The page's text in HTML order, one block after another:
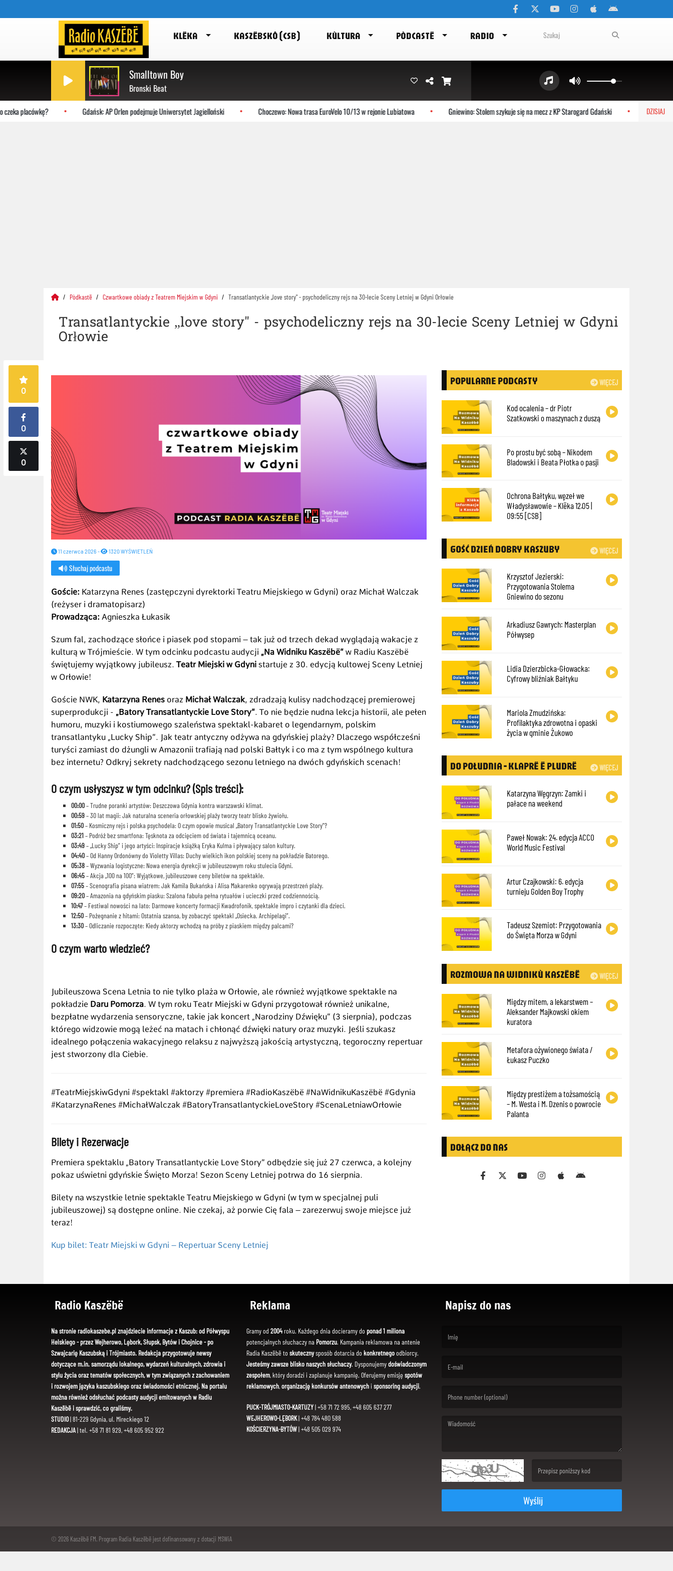
KLËKA KASZËBSKÔ (CSB) KÙLTURA PÒDCASTË RADIO
Smalltown Boy
Bronski Beat
DZISIAJ
placówkę? Gdańsk: AP Orlen podejmuje Uniwersytet Jagielloński Choczewo: Nowa trasa EuroVelo 10/13 w rejonie Lubiatowa Gniewino: Stolem szykuje się na mecz z KP Starogard Gdański Kartuzy:
Pòdkastë Czwartkowe obiady z Teatrem Miejskim w Gdyni Transatlantyckie „love story" - psychodeliczny rejs na 30-lecie Sceny Letniej w Gdyni Orłowie
Transatlantyckie „love story" - psychodeliczny rejs na 30-lecie Sceny Letniej w Gdyni
Orłowie
0
0
0
11 czerwca 2026 - 1320 WYŚWIETLEŃ
Słuchaj podcastu
Goście: Katarzyna Renes (zastępczyni dyrektorki Teatru Miejskiego w Gdyni) oraz Michał Walczak
(reżyser i dramatopisarz)
Prowadząca: Agnieszka Łukasik
Szum fal, zachodzące słońce i piasek pod stopami – tak już od trzech dekad wyglądają wakacje z
kulturą w Trójmieście. W tym odcinku podcastu audycji „Na Widniku Kaszëbë” w Radiu Kaszëbë
świętujemy wyjątkowy jubileusz. Teatr Miejski w Gdyni startuje z 30. edycją kultowej Sceny Letniej
w Orłowie!
Goście NWK, Katarzyna Renes oraz Michał Walczak, zdradzają kulisy nadchodzącej premierowej
superprodukcji - „Batory Transatlantyckie Love Story”. To nie będzie nudna lekcja historii, ale pełen
humoru, muzyki i kostiumowego szaleństwa spektakl-kabaret o legendarnym, polskim
transatlantyku „Lucky Ship”. Jak teatr antyczny odżywa na gdyńskiej plaży? Dlaczego współcześni
turyści zamiast do dżungli w Amazonii trafiają nad polski Bałtyk i co ma z tym wspólnego kultura
bez internetu? Odkryj sekrety nadchodzącego sezonu letniego na dwóch gdyńskich scenach!
O czym usłyszysz w tym odcinku? (Spis treści):
00:00– Trudne poranki artystów: Deszczowa Gdynia kontra warszawski klimat.
00:59– 30 lat magii: Jak naturalna sceneria orłowskiej plaży tworzy teatr blisko żywiołu.
01:50– Kosmiczny rejs i polska psychodela: O czym opowie musical „Batory Transatlantyckie Love Story”?
03:21– Podróż bez smartfona: Tęsknota za odcięciem od świata i tajemnicą oceanu.
03:49– „Lucky Ship” i jego artyści: Inspiracje książką Eryka Kulma i pływający salon kultury.
04:40– Od Hanny Ordonówny do Violetty Villas: Duchy wielkich ikon polskiej sceny na pokładzie Batorego.
05:38– Wyzwania logistyczne: Nowa energia dyrekcji w jubileuszowym roku stulecia Gdyni.
06:45– Akcja „100 na 100”: Wyjątkowe, jubileuszowe ceny biletów na spektakle.
07:55– Scenografia pisana wiatrem: Jak Kamila Bukańska i Alisa Makarenko ogrywają przestrzeń plaży.
09:20– Amazonia na gdyńskim piasku: Szalona fabuła pełna rytuałów i ucieczki przed codziennością.
10:47– Festiwal nowości na lato: Darmowe koncerty formacji Kwadrofonik, spektakle impro i czytanki dla dzieci.
12:50– Pożegnanie z hitami: Ostatnia szansa, by zobaczyć spektakl „Osiecka. Archipelagi”.
13:30– Odliczanie rozpoczęte: Kiedy aktorzy wchodzą na próby z piaskiem między palcami?
O czym warto wiedzieć?
Jubileuszowa Scena Letnia to nie tylko plaża w Orłowie, ale również wyjątkowe spektakle na
pokładzie Daru Pomorza. W tym roku Teatr Miejski w Gdyni przygotował również unikalne,
bezpłatne wydarzenia sensoryczne, takie jak koncert „Narodziny Dźwięku” (3 sierpnia), podczas
którego widzowie mogą leżeć na matach i chłonąć dźwięki natury oraz muzyki. Jeśli szukasz
idealnego połączenia wakacyjnego relaksu z najwyższą jakością artystyczną, tegoroczny repertuar
jest stworzony dla Ciebie.
#TeatrMiejskiwGdyni #spektakl #aktorzy #premiera #RadioKaszëbë #NaWidnikuKaszëbë #Gdynia
#KatarzynaRenes #MichałWalczak #BatoryTransatlantyckieLoveStory #ScenaLetniawOrłowie
Bilety i Rezerwacje
Premiera spektaklu „Batory Transatlantyckie Love Story” odbędzie się już 27 czerwca, a kolejny
pokaz uświetni gdyńskie Święto Morza! Sezon Sceny Letniej potrwa do 16 sierpnia.
Bilety na wszystkie letnie spektakle Teatru Miejskiego w Gdyni (w tym w specjalnej puli
jubileuszowej) są dostępne online. Nie czekaj, aż porwie Cię fala – zarezerwuj swoje miejsce już
teraz!
Kup bilet: Teatr Miejski w Gdyni – Repertuar Sceny Letniej
WIĘCEJ
POPULARNE PODCASTY
Kod ocalenia – dr Piotr
Szatkowski o maszynach z duszą
Po prostu być sobą – Nikodem
Bladowski i Beata Płotka o pasji
Ochrona Bałtyku, węzeł we
Władysławowie – Klëka 12.05 |
09:55 [CSB]
WIĘCEJ
GOŚĆ DZIEŃ DOBRY KASZUBY
Krzysztof Jezierski:
Przygotowania Stolema
Gniewino do sezonu
Arkadiusz Gawrych: Masterplan
Półwysep
Lidia Dzierzbicka-Głowacka:
Cyfrowy bliźniak Bałtyku
Mariola Zmudzińska:
Profilaktyka zdrowotna i opaski
życia w gminie Żukowo
WIĘCEJ
DO POŁUDNIA - KLAPRË Ë PLUDRË
Katarzyna Węgrzyn: Zamki i
pałace na weekend
Paweł Nowak: 24. edycja ACCO
World Music Festival
Artur Czajkowski: 6. edycja
turnieju Golden Boy Trophy
Tadeusz Szemiot: Przygotowania
do Święta Morza w Gdyni
WIĘCEJ
ROZMOWA NA WIDNIKÙ KASZËBË
Między mitem, a lekarstwem –
Aleksander Majkowski okiem
kuratora
Metafora ożywionego świata /
Łukasz Puczko
Między prestiżem a tożsamością
– M. Westa i M. Dzenis o powrocie
Palanta
DOŁĄCZ DO NAS
Radio Kaszëbë
Na stronie radiokaszebe.pl znajdziecie informacje z Kaszub: od Półwyspu
Helskiego - przez Wejherowo, Lębork, Słupsk, Bytów i Chojnice - po
Szwajcarię Kaszubską i Trójmiasto. Redakcja przygotowuje newsy
dotyczące m.in. samorządu lokalnego, wydarzeń kulturalnych, zdrowia i
stylu życia oraz tematów społecznych, w tym związanych z zachowaniem
i rozwojem języka kaszubskiego oraz świadomości etnicznej. Na portalu
można również odsłuchać podcasty audycji emitowanych w Radiu
Kaszëbë i sprawdzić, co graliśmy.
STUDIO| 81-229 Gdynia, ul. Mireckiego 12
REDAKCJA| tel. +58 71 81 929, +48 605 952 922
Reklama
Gramy od 2004roku. Każdego dnia docieramy do ponad 1 miliona
potencjalnych słuchaczy na Pomorzu. Kampania reklamowa na antenie
Radia Kaszëbë toskutecznysposób dotarcia dokonkretnegoodbiorcy.
Jesteśmy zawsze blisko naszych słuchaczy. Dysponujemydoświadczonym
zespołem, który doradzi i zaplanuje kampanię. Oferujemy emisję spotów
reklamowych,organizację konkursów antenowychi sponsoring audycji.
PUCK-TRÓJMIASTO-KARTUZY| +58 71 72 995, +48 605 637 277
WEJHEROWO-LĘBORK| +48 784 480 588
KOŚCIERZYNA-BYTÓW| +48 505 029 974
Napisz do nas
Wyślij
© 2026 Kaszëbë FM. Program Radia Kaszëbë jest dofinansowany z dotacji MSWiA